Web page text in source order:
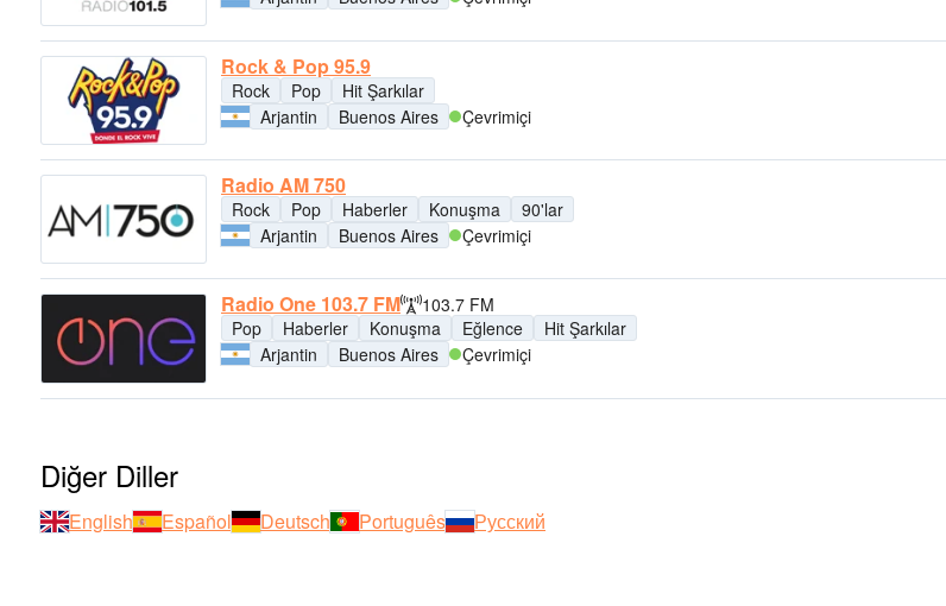
Rock & Pop 95.9
Rock Pop
Hit Şarkılar
Arjantin
Buenos Aires Çevrimiçi
Radio AM 750
Rock Pop Haberler Konuşma
90'lar
Arjantin
Buenos Aires Çevrimiçi
Radio One 103.7 FM
103.7 FM
Pop
Haberler Konuşma Eğlence
Hit Şarkılar
Arjantin
Buenos Aires Çevrimiçi
Diğer Diller
English Español Deutsch Português Русский